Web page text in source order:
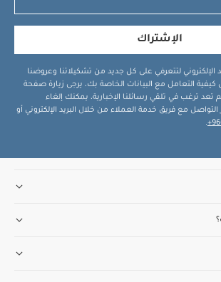
الإشتراك
الإلكتروني لتتعرفي على كل جديد من تشكيلاتنا وعروضنا
كيفية التعامل مع البيانات الخاصة بك، يرجى زيارة صفحة
تعد ترغب في تلقي رسائلنا الإخبارية، يمكنك إلغاء
مع فريق خدمة العملاء من خلال البريد الإلكتروني أو
.